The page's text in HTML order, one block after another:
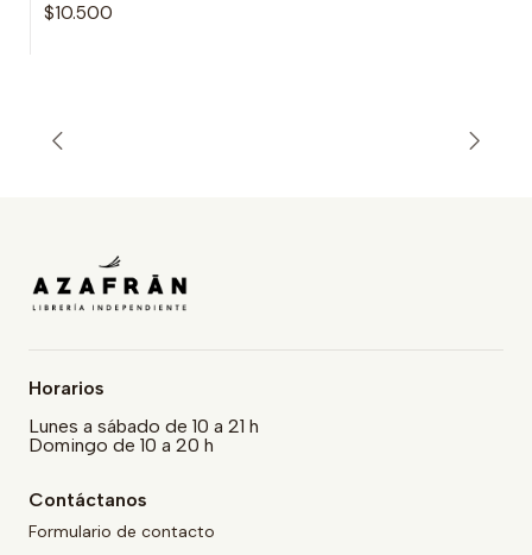
$10.500
Horarios
Lunes a sábado de 10 a 21 h
Domingo de 10 a 20 h
Contáctanos
Formulario de contacto